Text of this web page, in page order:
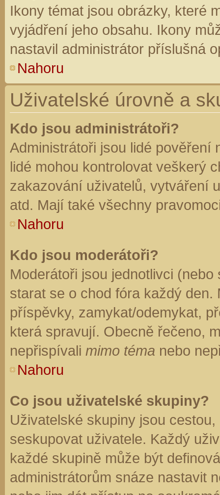
Ikony témat jsou obrázky, které
vyjádření jeho obsahu. Ikony
nastavil administrátor příslušná
Nahoru
Uživatelské úrovně a
Kdo jsou administrátoři?
Administrátoři jsou lidé pověření
lidé mohou kontrolovat veškerý
zakazování uživatelů, vytváření
atd. Mají také všechny
Nahoru
Kdo jsou moderátoři?
Moderátoři jsou jednotlivci
starat se o chod fóra každý
příspěvky, zamykat/odemykat,
která spravují. Obecně řečeno,
nepřispívali mimo téma nebo
Nahoru
Co jsou uživatelské skupiny?
Uživatelské skupiny jsou
seskupovat uživatele. Každý
každé skupině může být
administrátorům snáze nastavit